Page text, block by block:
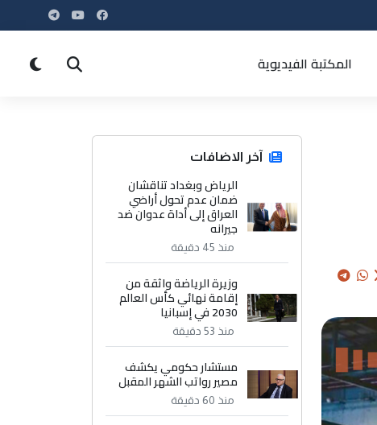
المكتبة الفيديوية
آخر الاضافات
الرياض وبغداد تناقشان
ضمان عدم تحول أراضي
العراق إلى أداة عدوان ضد
جيرانه
منذ 45 دقيقة
وزيرة الرياضة واثقة من
إقامة نهائي كأس العالم
2030 في إسبانيا
منذ 53 دقيقة
مستشار حكومي يكشف
مصير رواتب الشهر المقبل
منذ 60 دقيقة